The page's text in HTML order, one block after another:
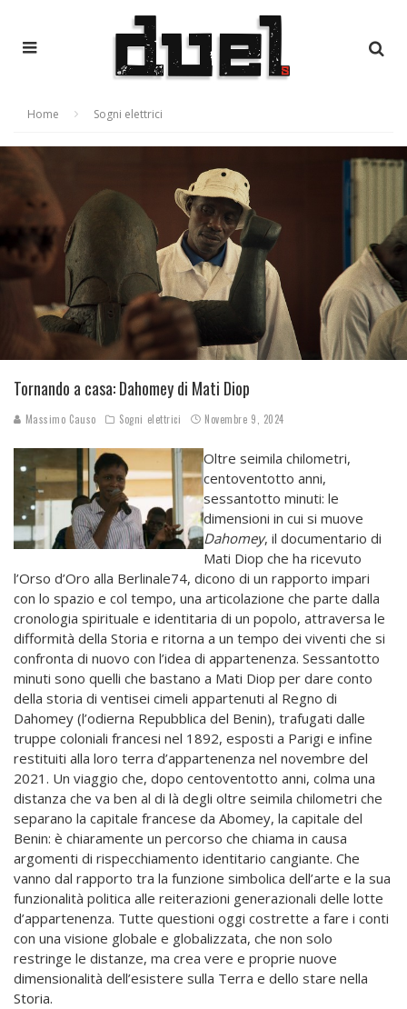
Home Sogni elettrici
Tornando a casa: Dahomey di Mati Diop
Massimo Causo Sogni elettrici Novembre 9, 2024
Oltre seimila chilometri,
centoventotto anni,
sessantotto minuti: le
dimensioni in cui si muove
Dahomey, il documentario di
Mati Diop che ha ricevuto
l’Orso d’Oro alla Berlinale74, dicono di un rapporto impari
con lo spazio e col tempo, una articolazione che parte dalla
cronologia spirituale e identitaria di un popolo, attraversa le
difformità della Storia e ritorna a un tempo dei viventi che si
confronta di nuovo con l’idea di appartenenza. Sessantotto
minuti sono quelli che bastano a Mati Diop per dare conto
della storia di ventisei cimeli appartenuti al Regno di
Dahomey (l’odierna Repubblica del Benin), trafugati dalle
truppe coloniali francesi nel 1892, esposti a Parigi e infine
restituiti alla loro terra d’appartenenza nel novembre del
2021. Un viaggio che, dopo centoventotto anni, colma una
distanza che va ben al di là degli oltre seimila chilometri che
separano la capitale francese da Abomey, la capitale del
Benin: è chiaramente un percorso che chiama in causa
argomenti di rispecchiamento identitario cangiante. Che
vanno dal rapporto tra la funzione simbolica dell’arte e la sua
funzionalità politica alle reiterazioni generazionali delle lotte
d’appartenenza. Tutte questioni oggi costrette a fare i conti
con una visione globale e globalizzata, che non solo
restringe le distanze, ma crea vere e proprie nuove
dimensionalità dell’esistere sulla Terra e dello stare nella
Storia.